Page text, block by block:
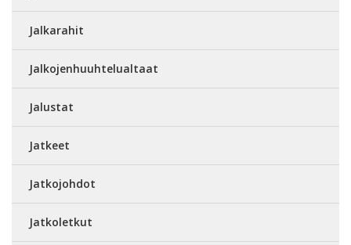
Jalkarahit
Jalkojenhuuhtelualtaat
Jalustat
Jatkeet
Jatkojohdot
Jatkoletkut